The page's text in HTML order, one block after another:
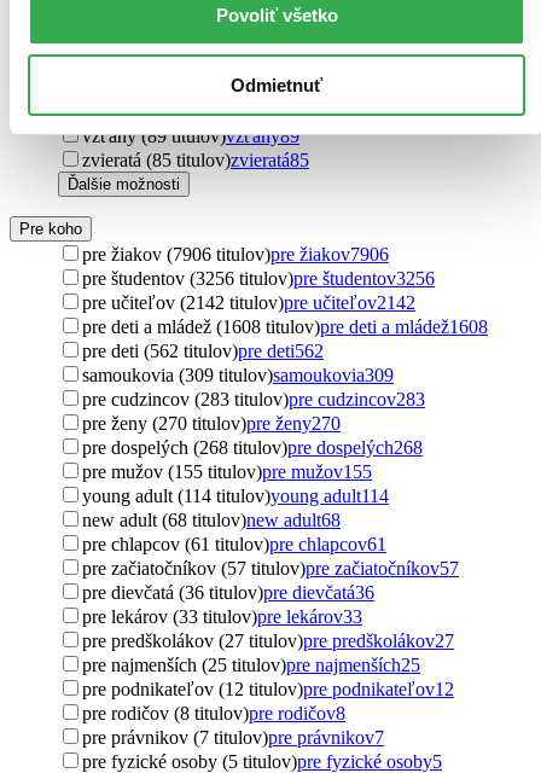
Povoliť všetko
Odmietnuť
vzťah97
komplikovaná láska (95 titulov)komplikovaná láska95
vzdelávanie (93 titulov)vzdelávanie93
veda92
komunikácia (91 titulov)komunikácia91
vzťahy (89 titulov)vzťahy89
zvieratá (85 titulov)zvieratá85
Ďalšie možnosti
Pre koho
pre žiakov (7906 titulov)pre žiakov7906
pre študentov (3256 titulov)pre študentov3256
pre učiteľov (2142 titulov)pre učiteľov2142
pre deti a mládež (1608 titulov)pre deti a mládež1608
pre deti (562 titulov)pre deti562
samoukovia (309 titulov)samoukovia309
pre cudzincov (283 titulov)pre cudzincov283
pre ženy (270 titulov)pre ženy270
pre dospelých (268 titulov)pre dospelých268
pre mužov (155 titulov)pre mužov155
young adult (114 titulov)young adult114
new adult (68 titulov)new adult68
pre chlapcov (61 titulov)pre chlapcov61
pre začiatočníkov (57 titulov)pre začiatočníkov57
pre dievčatá (36 titulov)pre dievčatá36
pre lekárov (33 titulov)pre lekárov33
pre predškolákov (27 titulov)pre predškolákov27
pre najmenších (25 titulov)pre najmenších25
pre podnikateľov (12 titulov)pre podnikateľov12
pre rodičov (8 titulov)pre rodičov8
pre právnikov (7 titulov)pre právnikov7
pre fyzické osoby (5 titulov)pre fyzické osoby5